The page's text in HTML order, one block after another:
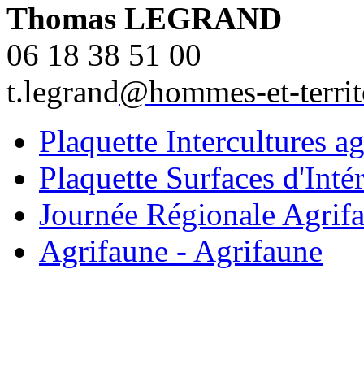
Thomas LEGRAND
06 18 38 51 00
t.legrand@hommes-et-
Plaquette Intercultures
Plaquette Surfaces
Journée Régionale
Agrifaune - Agrifaune